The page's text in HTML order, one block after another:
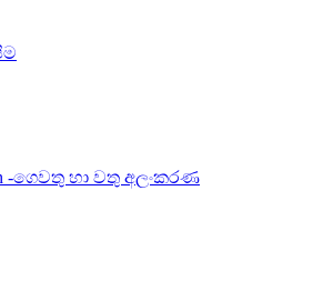
-ගෙවතු හා වතු අලංකරණ